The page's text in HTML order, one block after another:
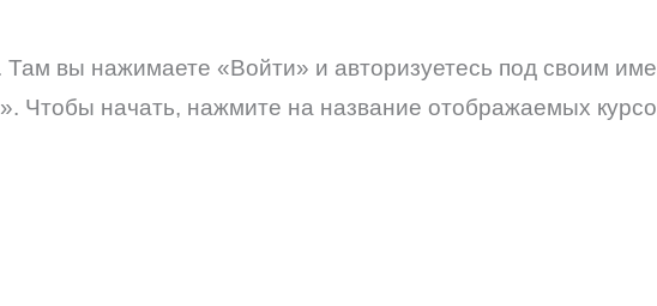
вы нажимаете «Войти» и авторизуетесь под своим
Чтобы начать, нажмите на название отображаемых